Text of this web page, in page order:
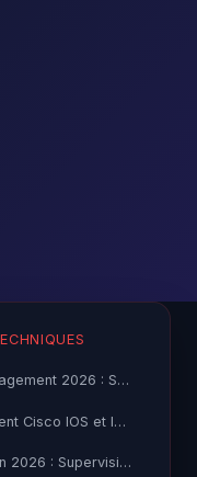
Patch Management 2026 : Stratégie et Outils pour Entreprises
Durcissement Cisco IOS et IOS-XE 2026 : Guide de Sécurisation
Zabbix 7 en 2026 : Supervision Sécurité et Alertes Avancées